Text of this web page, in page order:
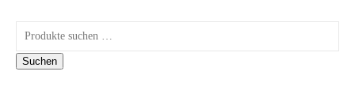
Suchen nach:
Suchen